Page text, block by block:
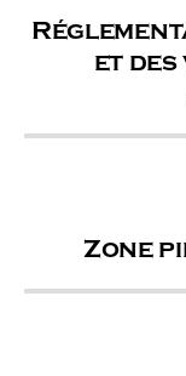
et
Zone